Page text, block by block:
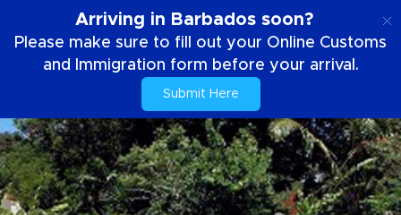
Arriving in Barbados soon?
Please make sure to fill out your Online Customs
and Immigration form before your arrival.
Submit Here